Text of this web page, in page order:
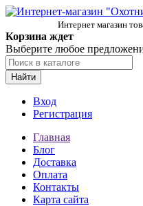
Интернет магазин
Корзина ждет
Выберите любое
Найти
Вход
Регистрация
Главная
Блог
Доставка
Оплата
Контакты
Карта сайта